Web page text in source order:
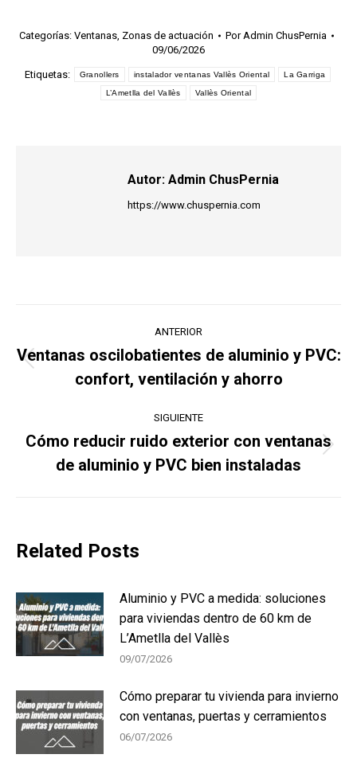
Categorías: Ventanas, Zonas de actuación PorAdmin ChusPernia
09/06/2026
Etiquetas: Granollers instalador ventanas Vallès Oriental La Garriga
L’Ametlla del Vallès Vallès Oriental
Autor: Admin ChusPernia
https://www.chuspernia.com
entre
publicaciones
ANTERIOR
anterior:
Ventanas oscilobatientes de aluminio y PVC:
confort, ventilación y ahorro
SIGUIENTE
siguiente:
Cómo reducir ruido exterior con ventanas
de aluminio y PVC bien instaladas
Related Posts
Aluminio y PVC a medida: soluciones
para viviendas dentro de 60 km de
L’Ametlla del Vallès
09/07/2026
Cómo preparar tu vivienda para invierno
con ventanas, puertas y cerramientos
06/07/2026